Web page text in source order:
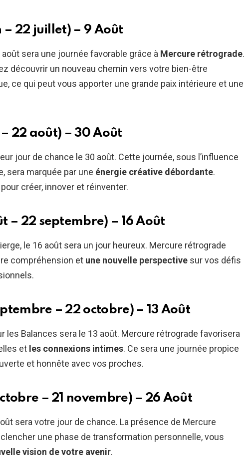
– 22 juillet) – 9 Août
sera une journée favorable grâce à Mercure rétrograde.
découvrir un nouveau chemin vers votre bien-être
ce qui peut vous apporter une grande paix intérieure et une
22 août) – 30 Août
jour de chance le 30 août. Cette journée, sous l’influence
sera marquée par une énergie créative débordante.
créer, innover et réinventer.
– 22 septembre) – 16 Août
le 16 août sera un jour heureux. Mercure rétrograde
compréhension et une nouvelle perspective sur vos défis
– 22 octobre) – 13 Août
les Balances sera le 13 août. Mercure rétrograde favorisera
et les connexions intimes. Ce sera une journée propice
et honnête avec vos proches.
– 21 novembre) – 26 Août
sera votre jour de chance. La présence de Mercure
une phase de transformation personnelle, vous
vision de votre avenir.